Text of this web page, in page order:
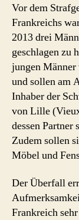
Vor dem
Frankreichs
2013 drei
geschlagen zu
jungen
und sollen am
Inhaber der
von Lille
dessen
Zudem sollen
Möbel und
Der Überfall
Frankreich